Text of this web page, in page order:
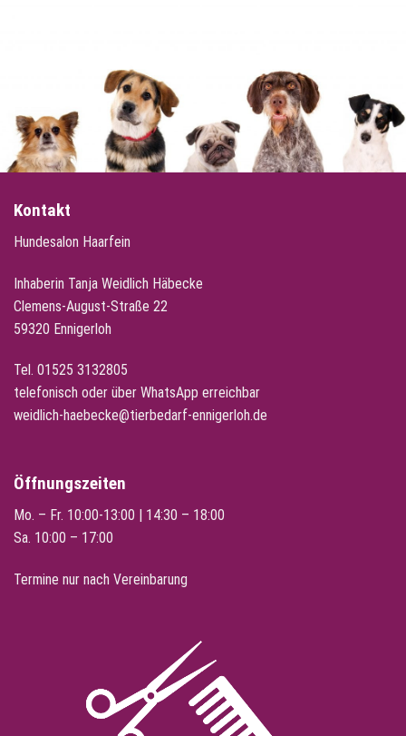
Kontakt
Hundesalon Haarfein
Inhaberin Tanja Weidlich Häbecke
Clemens-August-Straße 22
59320 Ennigerloh
Tel. 01525 3132805
telefonisch oder über WhatsApp erreichbar
weidlich-haebecke@tierbedarf-ennigerloh.de
Öffnungszeiten
Mo. – Fr. 10:00-13:00 | 14:30 – 18:00
Sa. 10:00 – 17:00
Termine nur nach Vereinbarung